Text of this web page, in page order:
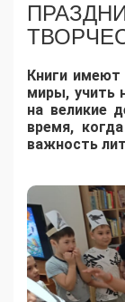
​Книги имеют
миры, учить
на великие
время,
важность